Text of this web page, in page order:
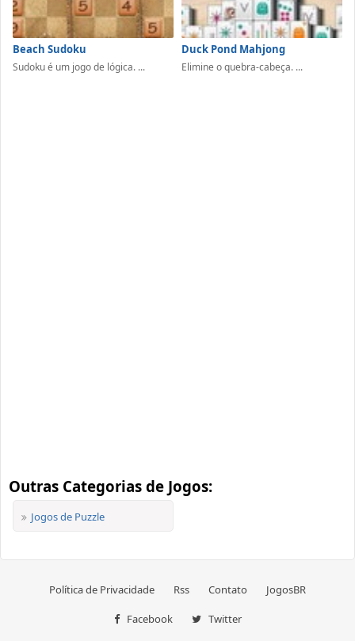
Beach Sudoku
Sudoku é um jogo de lógica. ...
Duck Pond Mahjong
Elimine o quebra-cabeça. ...
Outras Categorias de Jogos:
Jogos de Puzzle
Política de Privacidade Rss Contato JogosBR
Facebook Twitter